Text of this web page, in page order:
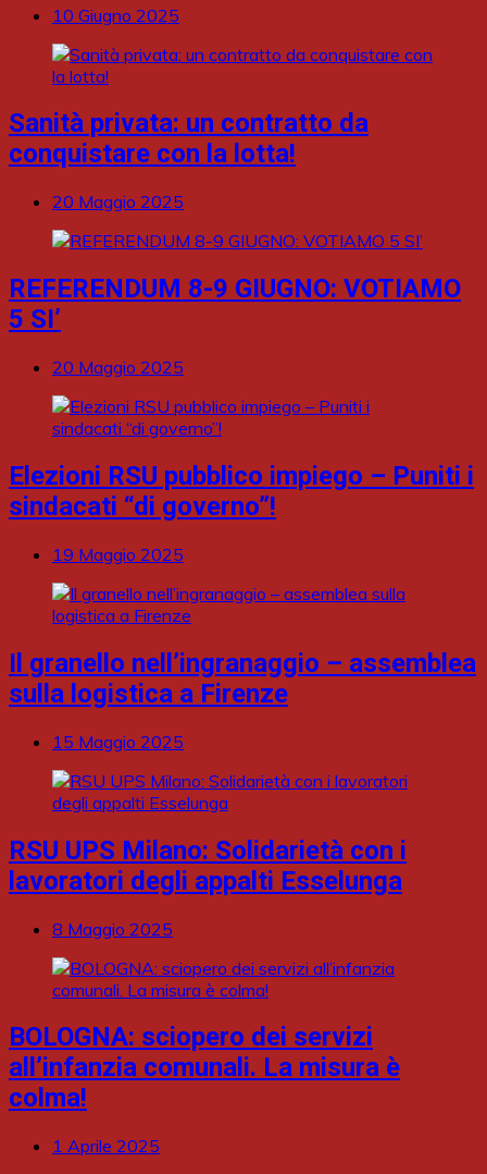
10 Giugno 2025
Sanità privata: un contratto da
conquistare con la lotta!
20 Maggio 2025
REFERENDUM 8-9 GIUGNO: VOTIAMO
5 SI’
20 Maggio 2025
Elezioni RSU pubblico impiego – Puniti i
sindacati “di governo”!
19 Maggio 2025
Il granello nell’ingranaggio – assemblea
sulla logistica a Firenze
15 Maggio 2025
RSU UPS Milano: Solidarietà con i
lavoratori degli appalti Esselunga
8 Maggio 2025
BOLOGNA: sciopero dei servizi
all’infanzia comunali. La misura è
colma!
1 Aprile 2025